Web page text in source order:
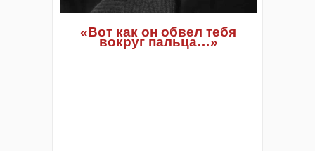
«Вот как он обвел тебя
вокруг пальца…»